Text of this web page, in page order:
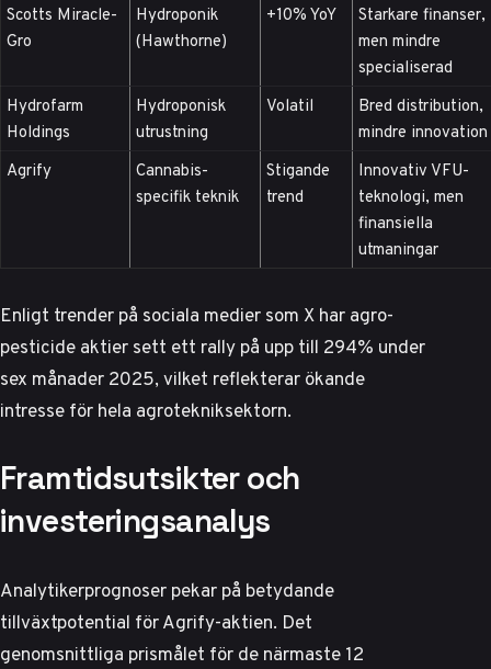
Scotts Miracle-
Gro
Hydroponik
(Hawthorne)
+10% YoY
Starkare finanser,
men mindre
specialiserad
Hydrofarm
Holdings
Hydroponisk
utrustning
Volatil
Bred distribution,
mindre innovation
Agrify
Cannabis-
specifik teknik
Stigande
trend
Innovativ VFU-
teknologi, men
finansiella
utmaningar
Enligt trender på sociala medier som Xhar agro-
pesticide aktier sett ett rally på upp till 294% under
sex månader 2025, vilket reflekterar ökande
intresse för hela agrotekniksektorn.
Framtidsutsikter och
investeringsanalys
Analytikerprognoser pekar på betydande
tillväxtpotential för Agrify-aktien. Det
genomsnittliga prismålet för de närmaste 12